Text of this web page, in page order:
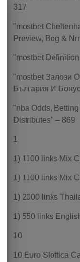
317
"mostbet
Preview, Bog &
"mostbet
"mostbet Залози
България И
"nba Odds,
Distributes" – 869
1
1) 1100 links Mix
1) 1100 links Mix
1) 2000 links
1) 550 links
10
10 Euro Slottica